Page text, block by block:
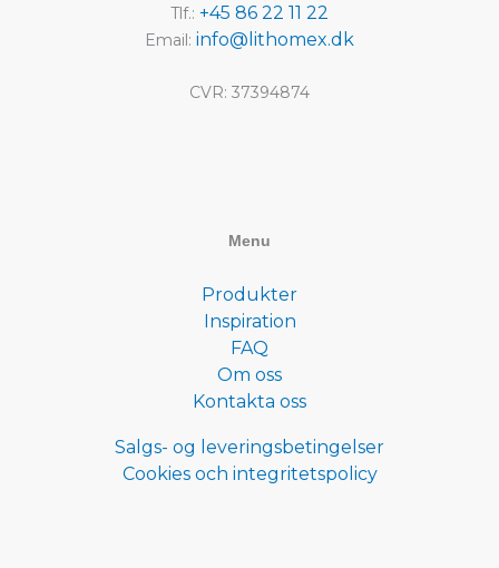
Tlf.: +45 86 22 11 22
Email: info@lithomex.dk
CVR: 37394874
Menu
Produkter
Inspiration
FAQ
Om oss
Kontakta oss
Salgs- og leveringsbetingelser
Cookies och integritetspolicy